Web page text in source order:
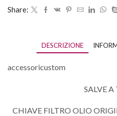
Share:
DESCRIZIONE
accessoricustom
SALVE
CHIAVE FILTRO OLIO